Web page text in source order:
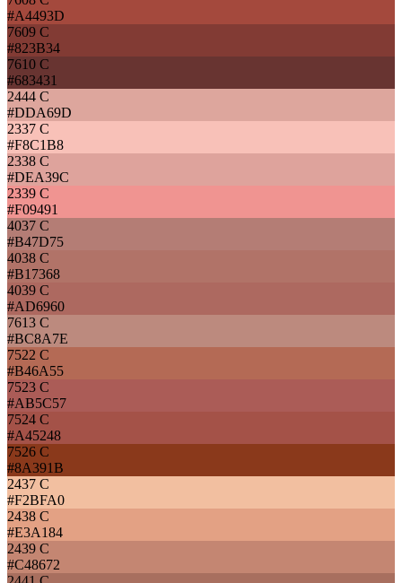
#A4493D
7609 C
#823B34
7610 C
#683431
2444 C
#DDA69D
2337 C
#F8C1B8
2338 C
#DEA39C
2339 C
#F09491
4037 C
#B47D75
4038 C
#B17368
4039 C
#AD6960
7613 C
#BC8A7E
7522 C
#B46A55
7523 C
#AB5C57
7524 C
#A45248
7526 C
#8A391B
2437 C
#F2BFA0
2438 C
#E3A184
2439 C
#C48672